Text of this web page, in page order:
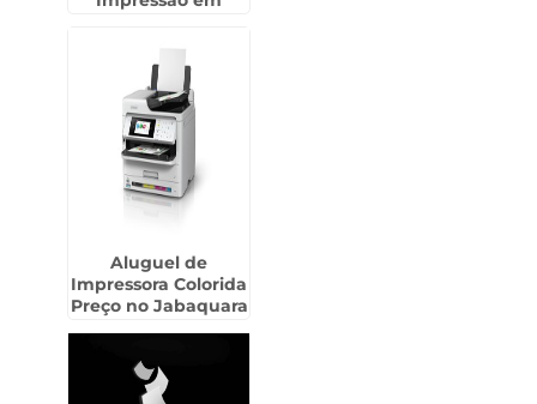
Aluguel de
Impressora Colorida
Preço no Jabaquara